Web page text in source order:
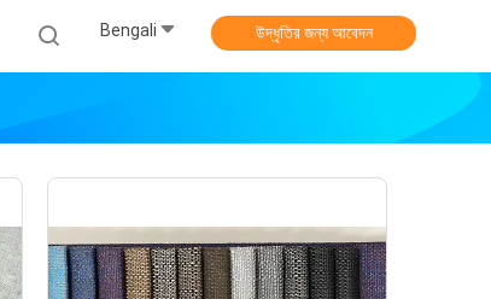
Bengali উদ্ধৃতির জন্য আবেদন